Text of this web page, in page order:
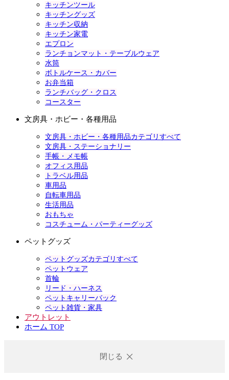
キッチンツール
キッチングッズ
キッチン収納
キッチン家電
エプロン
ランチョンマット・テーブルウェア
水筒
ボトルケース・カバー
お弁当箱
ランチバッグ・クロス
コースター
文房具・ホビー・各種用品
文房具・ホビー・各種用品カテゴリすべて
文房具・ステーショナリー
手帳・メモ帳
オフィス用品
トラベル用品
車用品
自転車用品
生活用品
おもちゃ
コスチューム・パーティーグッズ
ペットグッズ
ペットグッズカテゴリすべて
ペットウェア
首輪
リード・ハーネス
ペットキャリーバック
ペット雑貨・家具
アウトレット
ホーム TOP
閉じる